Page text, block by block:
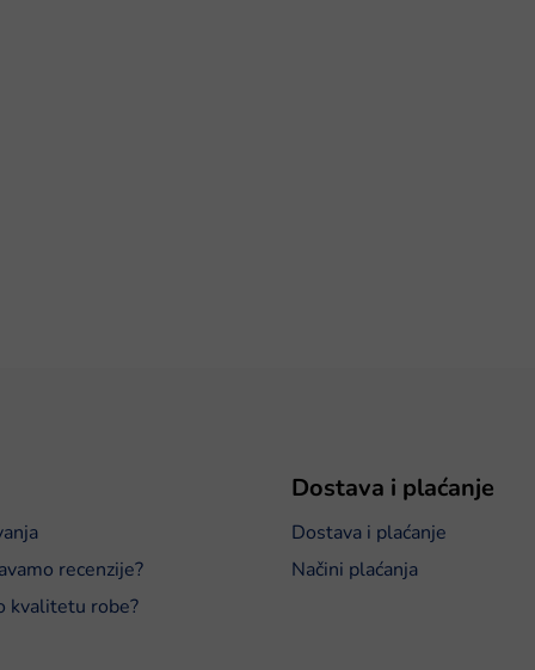
recenzije?
kvalitetu robe?
Dostava i plaćanje
Dostava i plaćanje
Načini plaćanja